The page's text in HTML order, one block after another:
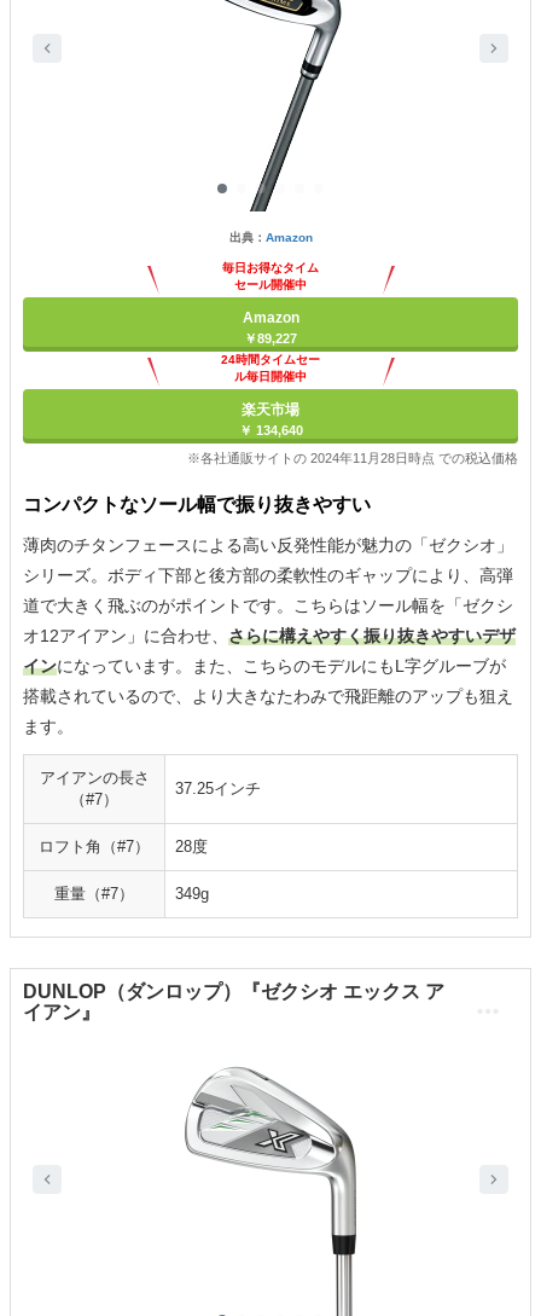
出典： Amazon
毎日お得なタイム
セール開催中
Amazon
￥89,227
24時間タイムセー
ル毎日開催中
楽天市場
￥ 134,640
※各社通販サイトの 2024年11月28日時点 での税込価格
コンパクトなソール幅で振り抜きやすい
薄肉のチタンフェースによる高い反発性能が魅力の「ゼクシオ」
シリーズ。ボディ下部と後方部の柔軟性のギャップにより、高弾
道で大きく飛ぶのがポイントです。こちらはソール幅を「ゼクシ
オ12アイアン」に合わせ、 さらに構えやすく振り抜きやすいデザ
インになっています。また、こちらのモデルにもL字グルーブが
搭載されているので、より大きなたわみで飛距離のアップも狙え
ます。
アイアンの長さ
（#7）
37.25インチ
ロフト角（#7） 28度
重量（#7） 349g
DUNLOP（ダンロップ）『ゼクシオ エックス ア
イアン』